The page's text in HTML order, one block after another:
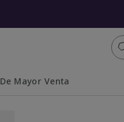
De Mayor Venta